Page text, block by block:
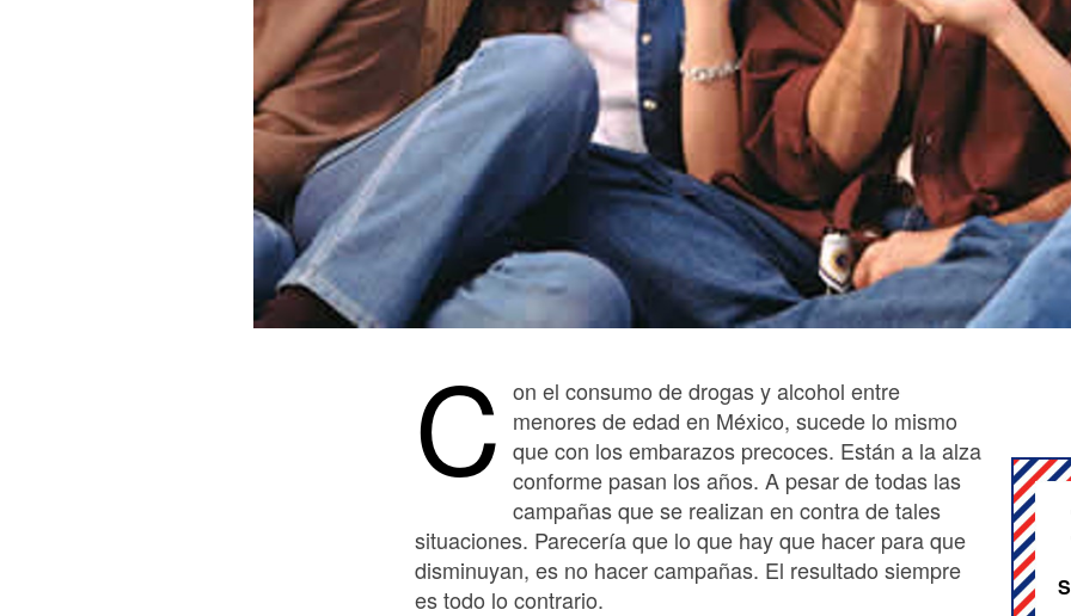
C on el consumo de drogas y alcohol entre
menores de edad en México, sucede lo mismo
que con los embarazos precoces. Están a la alza
conforme pasan los años. A pesar de todas las
campañas que se realizan en contra de tales
situaciones. Parecería que lo que hay que hacer para que
disminuyan, es no hacer campañas. El resultado siempre
es todo lo contrario.